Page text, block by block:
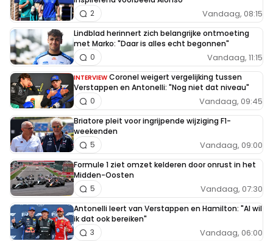
Vandaag, 08:15
2
Lindblad herinnert zich belangrijke ontmoeting
met Marko: "Daar is alles echt begonnen"
Vandaag, 11:15
0
INTERVIEW Coronel weigert vergelijking tussen
Verstappen en Antonelli: "Nog niet dat niveau"
Vandaag, 09:45
0
Briatore pleit voor ingrijpende wijziging F1-
weekenden
Vandaag, 09:00
5
Formule 1 ziet omzet kelderen door onrust in het
Midden-Oosten
Vandaag, 07:30
5
Antonelli leert van Verstappen en Hamilton: "Al wil
ik dat ook bereiken"
Vandaag, 06:00
3